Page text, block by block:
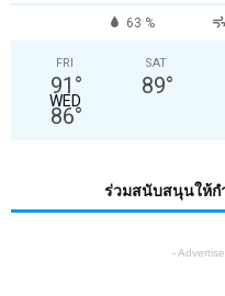
63 %
FRI
91 °
SAT
89°
WED
86°
ร่วมสนับสนุนให้ก
-